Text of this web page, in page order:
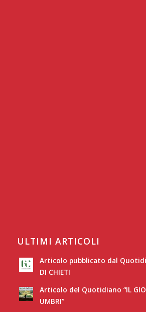
ULTIMI ARTICOLI
Articolo pubblicato dal
DI CHIETI
Articolo del Quotidiano “IL
UMBRI”